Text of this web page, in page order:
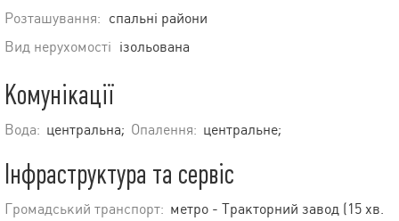
Розташування: спальні райони
Вид нерухомості ізольована
Комунікації
Вода: центральна; Опалення: центральне;
Інфраструктура та сервіс
Громадський транспорт: метро - Тракторний завод (15 хв.